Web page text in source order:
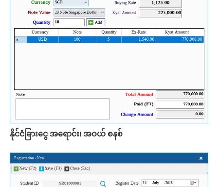
နိုင်ငံခြားငွေ အရောင်း၊ အဝယ် စနစ်